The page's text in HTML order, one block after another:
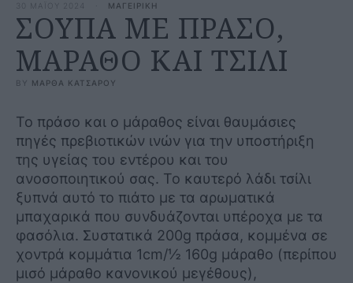
30 ΜΑΪΟΥ 2024 ΜΑΓΕΙΡΙΚΗ
ΣΟΥΠΑ ΜΕ ΠΡΑΣΟ,
ΜΑΡΑΘΟ ΚΑΙ ΤΣΙΛΙ
BY ΜΑΡΘΑ ΚΑΤΣΑΡΟΥ
Το πράσο και ο μάραθος είναι θαυμάσιες
πηγές πρεβιοτικών ινών για την υποστήριξη
της υγείας του εντέρου και του
ανοσοποιητικού σας. Το καυτερό λάδι τσίλι
ξυπνά αυτό το πιάτο με τα αρωματικά
μπαχαρικά που συνδυάζονται υπέροχα με τα
φασόλια. Συστατικά 200g πράσα, κομμένα σε
χοντρά κομμάτια 1cm/½ 160g μάραθο (περίπου
μισό μάραθο κανονικού μεγέθους),